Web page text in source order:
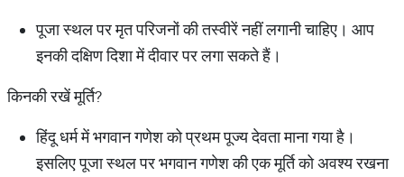
पूजा स्थल पर मृत परिजनों की तस्वीरें नहीं लगानी चाहिए। आप
इनकी दक्षिण दिशा में दीवार पर लगा सकते हैं।
किनकी रखें मूर्ति?
हिंदू धर्म में भगवान गणेश को प्रथम पूज्य देवता माना गया है।
इसलिए पूजा स्थल पर भगवान गणेश की एक मूर्ति को अवश्य रखना